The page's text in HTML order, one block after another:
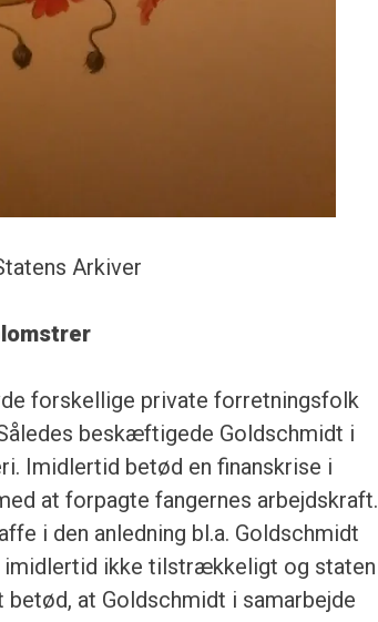
Arkiver
forskellige private forretningsfolk
beskæftigede Goldschmidt i
Imidlertid betød en finanskrise i
at forpagte fangernes arbejdskraft.
i den anledning bl.a. Goldschmidt
imidlertid ikke tilstrækkeligt og staten
at Goldschmidt i samarbejde